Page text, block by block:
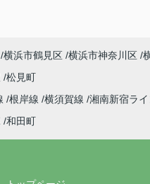
横浜市鶴見区 横浜市神奈川区
松見町
根岸線 横須賀線 湘南新宿ラ
和田町